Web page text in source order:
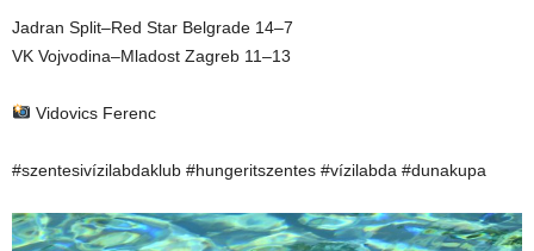
Jadran Split–Red Star Belgrade 14–7
VK Vojvodina–Mladost Zagreb 11–13
Vidovics Ferenc
#szentesivízilabdaklub #hungeritszentes #vízilabda #dunakupa